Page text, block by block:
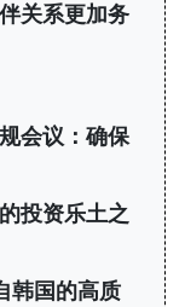
关系更加务
会议：确保
投资乐土之
韩国的高质